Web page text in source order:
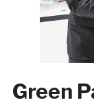
Green